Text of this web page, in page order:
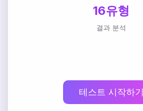
16유형
결과 분석
테스트 시작하기